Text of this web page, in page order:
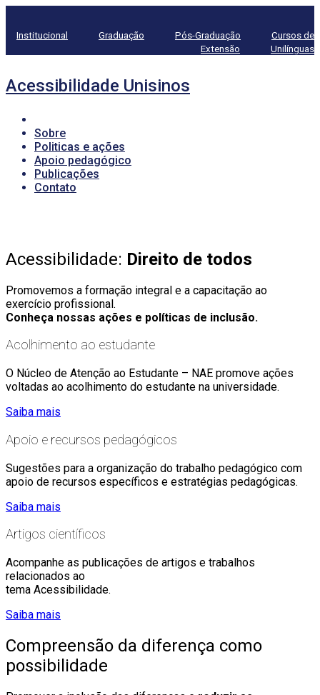
Institucional Graduação Pós-Graduação
Cursos de
Extensão
Unilínguas
Acessibilidade Unisinos
Sobre
Politicas e ações
Apoio pedagógico
Publicações
Contato
Acessibilidade: Direito de todos
Promovemos a formação integral e a capacitação ao
exercício profissional.
Conheça nossas ações e políticas de inclusão.
Acolhimento ao estudante
O Núcleo de Atenção ao Estudante – NAE promove ações
voltadas ao acolhimento do estudante na universidade.
Saiba mais
Apoio e recursos pedagógicos
Sugestões para a organização do trabalho pedagógico com
apoio de recursos específicos e estratégias pedagógicas.
Saiba mais
Artigos científicos
Acompanhe as publicações de artigos e trabalhos
relacionados ao
tema Acessibilidade.
Saiba mais
Compreensão da diferença como
possibilidade